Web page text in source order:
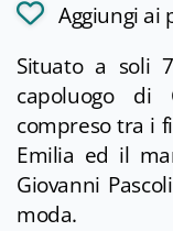
Aggiungi ai
Situato a soli
capoluogo di
compreso tra i
Emilia ed il
Giovanni
moda.